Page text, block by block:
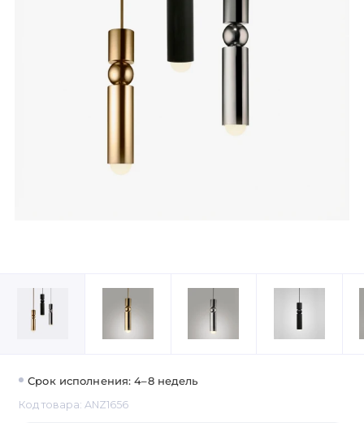
Срок исполнения: 4–8 недель
Код товара: ANZ1656